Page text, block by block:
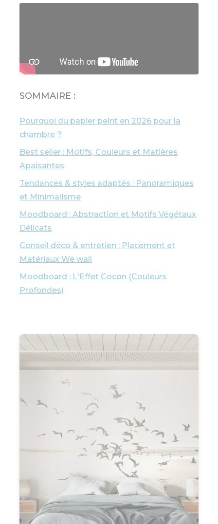
SOMMAIRE :
Pourquoi du papier peint en 2026 pour la
chambre ?
Best seller : Motifs, Couleurs et Matières
Apaisantes
Tendances & styles adaptés : Panoramiques
et Minimalisme
Moodboard : Abstraction et Motifs Végétaux
Délicats
Conseil déco & entretien : Placement et
Matériaux We wall
Moodboard : L'Effet Cocon (Couleurs
Profondes)